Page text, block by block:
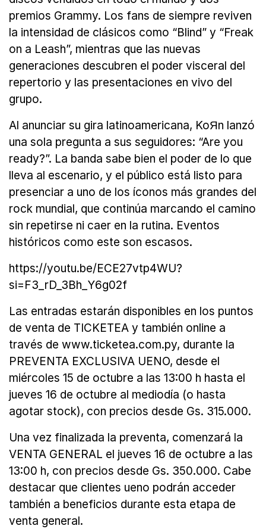
premios Grammy. Los fans de siempre reviven
la intensidad de clásicos como “Blind” y “Freak
on a Leash”, mientras que las nuevas
generaciones descubren el poder visceral del
repertorio y las presentaciones en vivo del
grupo.
Al anunciar su gira latinoamericana, KoЯn lanzó
una sola pregunta a sus seguidores: “Are you
ready?”. La banda sabe bien el poder de lo que
lleva al escenario, y el público está listo para
presenciar a uno de los íconos más grandes del
rock mundial, que continúa marcando el camino
sin repetirse ni caer en la rutina. Eventos
históricos como este son escasos.
https://youtu.be/ECE27vtp4WU?
si=F3_rD_3Bh_Y6g02f
Las entradas estarán disponibles en los puntos
de venta de TICKETEA y también online a
través de www.ticketea.com.py, durante la
PREVENTA EXCLUSIVA UENO, desde el
miércoles 15 de octubre a las 13:00 h hasta el
jueves 16 de octubre al mediodía (o hasta
agotar stock), con precios desde Gs. 315.000.
Una vez finalizada la preventa, comenzará la
VENTA GENERAL el jueves 16 de octubre a las
13:00 h, con precios desde Gs. 350.000. Cabe
destacar que clientes ueno podrán acceder
también a beneficios durante esta etapa de
venta general.